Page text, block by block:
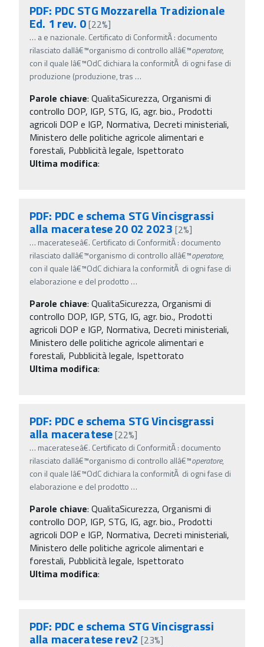
PDF: PDC STG Mozzarella Tradizionale
Ed. 1 rev. 0[22%]
… a e nazionale. Certificato di ConformitÃ : documento
rilasciato dallâ€™organismo di controllo allâ€™operatore,
con il quale lâ€™OdC dichiara la conformitÃ di ogni fase di
produzione (produzione, tras …
Parole chiave: QualitaSicurezza, Organismi di
controllo DOP, IGP, STG, IG, agr. bio., Prodotti
agricoli DOP e IGP, Normativa, Decreti ministeriali,
Ministero delle politiche agricole alimentari e
forestali, Pubblicità legale, Ispettorato
Ultima modifica:
PDF: PDC e schema STG Vincisgrassi
alla maceratese 20 02 2023 [2%]
… macerateseâ€. Certificato di ConformitÃ : documento
rilasciato dallâ€™organismo di controllo allâ€™operatore,
con il quale lâ€™OdC dichiara la conformitÃ di ogni fase di
elaborazione e del prodotto …
Parole chiave: QualitaSicurezza, Organismi di
controllo DOP, IGP, STG, IG, agr. bio., Prodotti
agricoli DOP e IGP, Normativa, Decreti ministeriali,
Ministero delle politiche agricole alimentari e
forestali, Pubblicità legale, Ispettorato
Ultima modifica:
PDF: PDC e schema STG Vincisgrassi
alla maceratese[22%]
… macerateseâ€. Certificato di ConformitÃ : documento
rilasciato dallâ€™organismo di controllo allâ€™operatore,
con il quale lâ€™OdC dichiara la conformitÃ di ogni fase di
elaborazione e del prodotto …
Parole chiave: QualitaSicurezza, Organismi di
controllo DOP, IGP, STG, IG, agr. bio., Prodotti
agricoli DOP e IGP, Normativa, Decreti ministeriali,
Ministero delle politiche agricole alimentari e
forestali, Pubblicità legale, Ispettorato
Ultima modifica:
PDF: PDC e schema STG Vincisgrassi
alla maceratese rev2 [23%]